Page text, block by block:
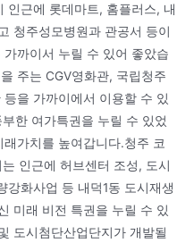
인근에 롯데마트, 홈플러스, 내
청주성모병원과 관공서 등이
까이서 누릴 수 있어 좋았습
주는 CGV영화관, 국립청주
을 가까이에서 이용할 수 있
한 여가특권을 누릴 수 있었
가치를 높여갑니다.청주 코
인근에 허브센터 조성, 도시
화사업 등 내덕1동 도시재생
미래 비전 특권을 누릴 수 있
도시첨단산업단지가 개발될